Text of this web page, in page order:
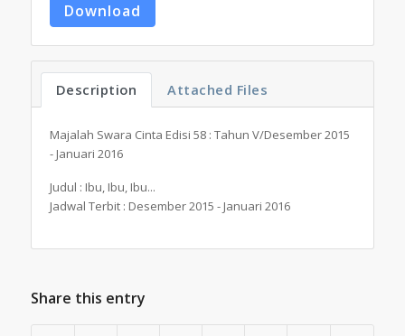
Download
Description Attached Files
Majalah Swara Cinta Edisi 58 : Tahun V/Desember 2015
- Januari 2016
Judul : Ibu, Ibu, Ibu...
Jadwal Terbit : Desember 2015 - Januari 2016
Share this entry